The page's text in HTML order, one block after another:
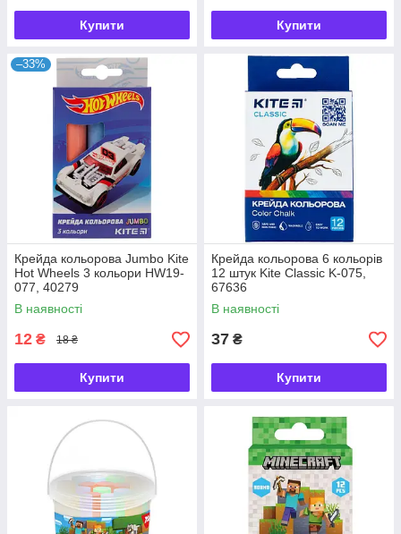
Купити Купити
–33%
Крейда кольорова Jumbo Kite
Hot Wheels 3 кольори HW19-
077, 40279
В наявності
12 ₴ 18 ₴
Купити
Крейда кольорова 6 кольорів
12 штук Kite Classic K-075,
67636
В наявності
37 ₴
Купити